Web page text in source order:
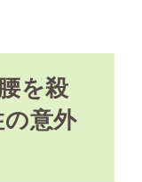
を殺
意外